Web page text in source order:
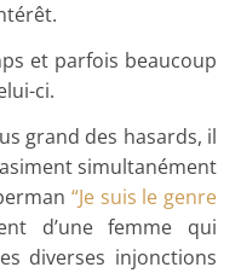
et parfois beaucoup
ci.
grand des hasards, il
simultanément
“Je suis le genre
d’une femme qui
diverses injonctions